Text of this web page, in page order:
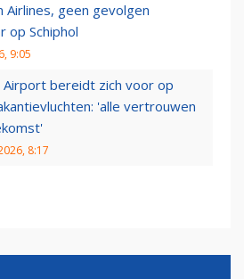
Airlines, geen gevolgen
op Schiphol
9:05
Airport bereidt zich voor op
'alle vertrouwen
8:17